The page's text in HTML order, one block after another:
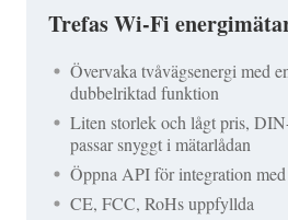
Trefas Wi-Fi
Övervaka tvåvägsenergi med
dubbelriktad funktion
Liten storlek och lågt pris,
passar snyggt i mätarlådan
Öppna API för integration
CE, FCC, RoHs uppfyllda